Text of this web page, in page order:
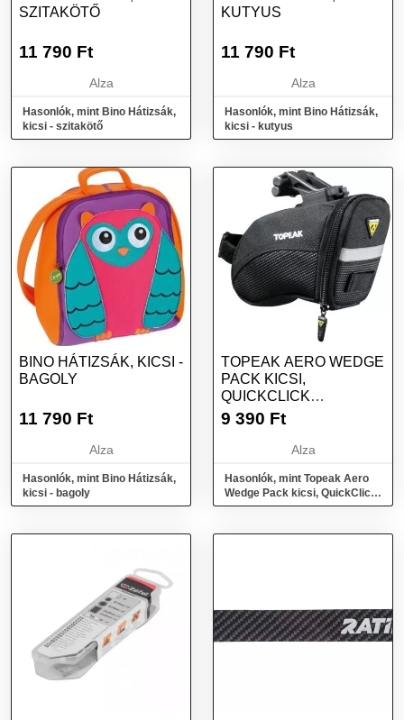
SZITAKÖTŐ
11 790 Ft
Alza
Hasonlók, mint Bino Hátizsák,
kicsi - szitakötő
KUTYUS
11 790 Ft
Alza
Hasonlók, mint Bino Hátizsák,
kicsi - kutyus
BINO HÁTIZSÁK, KICSI -
BAGOLY
11 790 Ft
Alza
Hasonlók, mint Bino Hátizsák,
kicsi - bagoly
TOPEAK AERO WEDGE
PACK KICSI,
QUICKCLICK
RENDSZER
9 390 Ft
Alza
Hasonlók, mint Topeak Aero
Wedge Pack kicsi, QuickClick
rendszer